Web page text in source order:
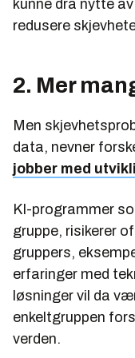
kunne dra nytte
redusere
2. Mer
Men
data, nevner
jobber med
KI-programmer
gruppe, risikerer
gruppers,
erfaringer med
løsninger vil da
enkeltgruppen
verden.